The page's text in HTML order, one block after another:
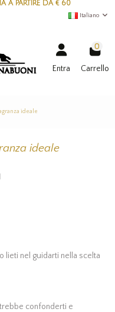
A PARTIRE DA € 60
Italiano
Entra
0
Carrello
ideale
ideale
lieti nel guidarti nella scelta
confonderti e